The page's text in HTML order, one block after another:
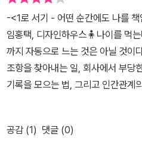
딛고 서 있을 수 있느냐에 가름이 나
원은 한 예능 프로그램에서 '능력이
열정도 없으면 겸손하기라도 해야
눈치는 있어야 한다'라고 말한 적이
고 확장 도구로 사용했다. 그는 도
하는 방식이었다면, 그는 AI의 판단
했다. p124​80년 넘는 시간 동안
해 온 정신분석학자 로버트 월딩어
-<1로 서기 - 어떤 순간에도 나를
임홍택, 디자인하우스🧍나이를 먹
까지 자동으로 느는 것은 아닐 것이
조항을 찾아내는 일, 회사에서 부당
기록을 모으는 법, 그리고 인간관계
해를 보거나, 마음을 심하게 다친
다. 이 책은 어쩌면 그 뼈아픈 공백을
공감 (1) 댓글 (0)